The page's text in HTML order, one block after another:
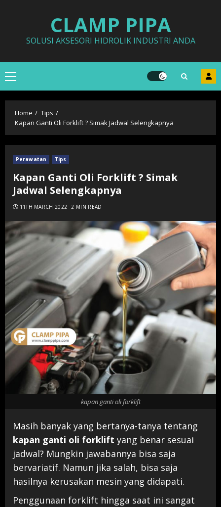
CLAMP PIPA
SOLUSI AKSESORI HIDROLIK INDUSTRI ANDA
Primary
Menu
Home
Tips
Kapan Ganti Oli Forklift ? Simak Jadwal Selengkapnya
Perawatan Tips
Kapan Ganti Oli Forklift ? Simak
Jadwal Selengkapnya
11TH MARCH 2022 2 MIN READ
kapan ganti oli forklift
Masih banyak yang bertanya-tanya tentang
kapan ganti oli forklift yang benar sesuai
jadwal? Mungkin jawabannya bisa saja
bervariatif. Namun jika salah, bisa saja
hasilnya kerusakan mesin yang didapati.
Penggunaan forklift hingga saat ini sangat